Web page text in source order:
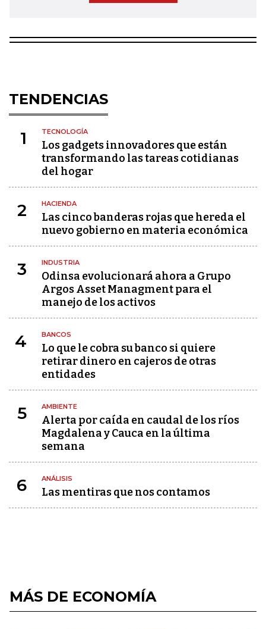
TENDENCIAS
1 TECNOLOGÍA
Los gadgets innovadores que están
transformando las tareas cotidianas
del hogar
2 HACIENDA
Las cinco banderas rojas que hereda el
nuevo gobierno en materia económica
3 INDUSTRIA
Odinsa evolucionará ahora a Grupo
Argos Asset Managment para el
manejo de los activos
4 BANCOS
Lo que le cobra su banco si quiere
retirar dinero en cajeros de otras
entidades
5 AMBIENTE
Alerta por caída en caudal de los ríos
Magdalena y Cauca en la última
semana
6 ANÁLISIS
Las mentiras que nos contamos
MÁS DE ECONOMÍA